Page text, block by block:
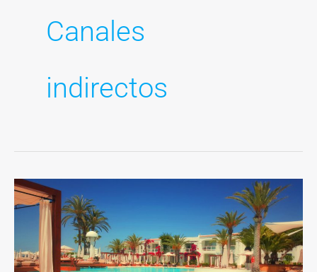
Canales
indirectos
Los
cambios
tecnológicos
reperfilando